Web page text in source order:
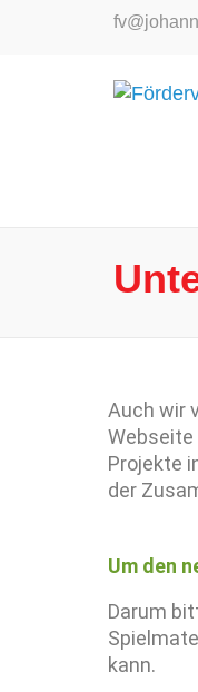
Auch wir
Webseite
Projekte
der
Um den
Darum
kann.